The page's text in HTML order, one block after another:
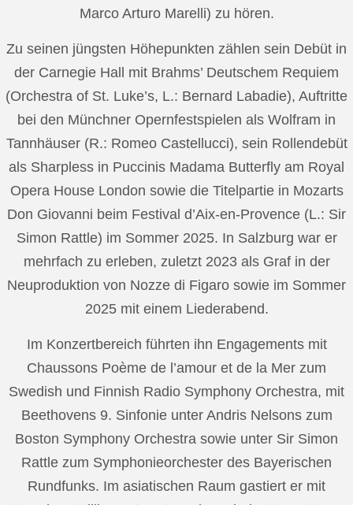
Marco Arturo Marelli) zu hören.
Zu seinen jüngsten Höhepunkten zählen sein Debüt in
der Carnegie Hall mit Brahms’ Deutschem Requiem
(Orchestra of St. Luke’s, L.: Bernard Labadie), Auftritte
bei den Münchner Opernfestspielen als Wolfram in
Tannhäuser (R.: Romeo Castellucci), sein Rollendebüt
als Sharpless in Puccinis Madama Butterfly am Royal
Opera House London sowie die Titelpartie in Mozarts
Don Giovanni beim Festival d’Aix-en-Provence (L.: Sir
Simon Rattle) im Sommer 2025. In Salzburg war er
mehrfach zu erleben, zuletzt 2023 als Graf in der
Neuproduktion von Nozze di Figaro sowie im Sommer
2025 mit einem Liederabend.
Im Konzertbereich führten ihn Engagements mit
Chaussons Poème de l’amour et de la Mer zum
Swedish und Finnish Radio Symphony Orchestra, mit
Beethovens 9. Sinfonie unter Andris Nelsons zum
Boston Symphony Orchestra sowie unter Sir Simon
Rattle zum Symphonieorchester des Bayerischen
Rundfunks. Im asiatischen Raum gastiert er mit